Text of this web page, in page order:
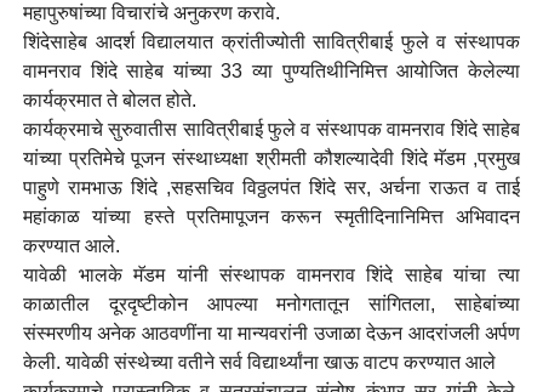
महापुरुषांच्या विचारांचे अनुकरण करावे.
शिंदेसाहेब आदर्श विद्यालयात क्रांतीज्योती सावित्रीबाई फुले व संस्थापक
वामनराव शिंदे साहेब यांच्या 33 व्या पुण्यतिथीनिमित्त आयोजित केलेल्या
कार्यक्रमात ते बोलत होते.
कार्यक्रमाचे सुरुवातीस सावित्रीबाई फुले व संस्थापक वामनराव शिंदे साहेब
यांच्या प्रतिमेचे पूजन संस्थाध्यक्षा श्रीमती कौशल्यादेवी शिंदे मॅडम ,प्रमुख
पाहुणे रामभाऊ शिंदे ,सहसचिव विठ्ठलपंत शिंदे सर, अर्चना राऊत व ताई
महांकाळ यांच्या हस्ते प्रतिमापूजन करून स्मृतीदिनानिमित्त अभिवादन
करण्यात आले.
यावेळी भालके मॅडम यांनी संस्थापक वामनराव शिंदे साहेब यांचा त्या
काळातील दूरदृष्टीकोन आपल्या मनोगतातून सांगितला, साहेबांच्या
संस्मरणीय अनेक आठवणींना या मान्यवरांनी उजाळा देऊन आदरांजली अर्पण
केली. यावेळी संस्थेच्या वतीने सर्व विद्यार्थ्यांना खाऊ वाटप करण्यात आले